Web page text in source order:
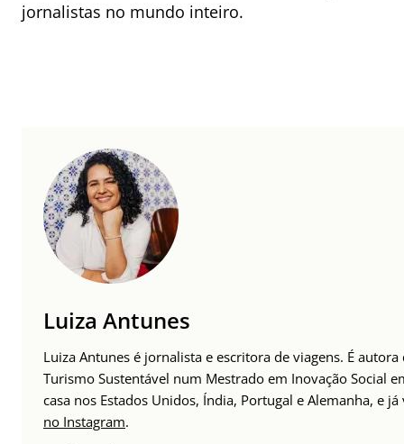
jornalistas no mundo inteiro.
Luiza Antunes
Luiza Antunes é jornalista e escritora de viagens. É
Turismo Sustentável num Mestrado em Inovação Social
casa nos Estados Unidos, Índia, Portugal e Alemanha, e
no Instagram.